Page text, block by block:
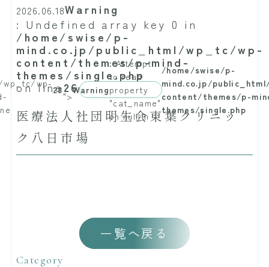
2026.06.18Warning
: Undefined array key 0 in
/home/swise/p-
mind.co.jp/public_html/wp_tc/wp-
content/themes/p-mind-
themes/single.php
on line26
wp_tc/wp-
28
">
Warning
: Attempt
to read
property
"cat_name"
on null in
/home/swise/p-
mind.co.jp/
content/themes/p-
themes/single.php
医療法人社団明生会東葉クリニッ
ク八日市場
一覧へ戻る
Category